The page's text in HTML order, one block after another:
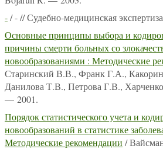
-/ - // Судебно-медицинская
Основные принципы выбора и
причины смерти больных со
новообразованиями : Методические
Старинский В.В., Франк Г.А.,
Данилова Т.В., Петрова Г.В.,
— 2001.
Порядок статистического учета и
новообразований в статистике
Методические рекомендации /